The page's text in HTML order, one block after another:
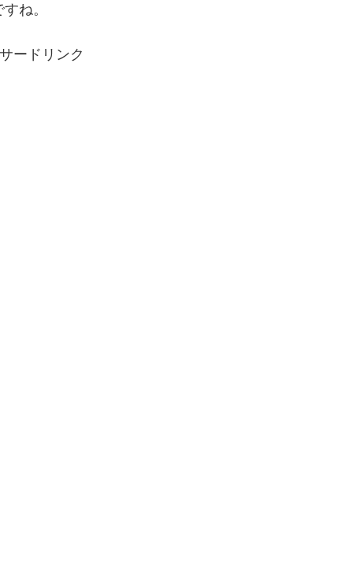
ね。
ードリンク